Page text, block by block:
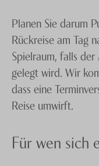
Rufen Sie uns an
gerne einen
Reisevorschlag.
Planen Sie darum
Rückreise am Tag
Spielraum, falls
gelegt wird. Wir
dass eine
Reise umwirft.
Für wen sich